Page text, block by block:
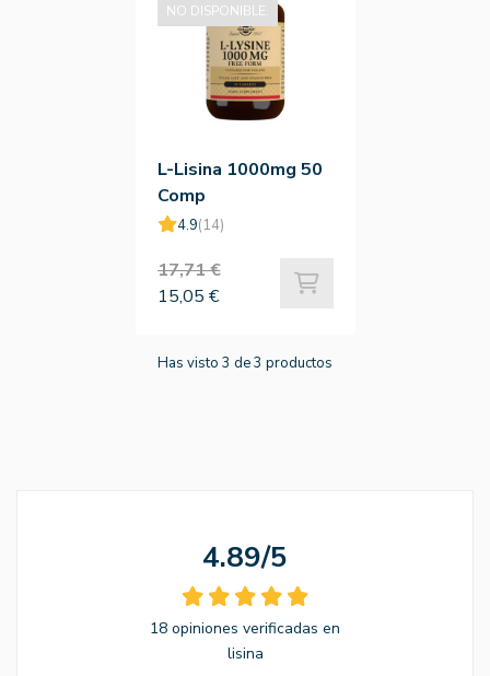
L-Lisina 1000mg 50
Comp
4.9(14)
17,71 €
15,05 €
NO DISPONIBLE.
Has visto 3 de 3 productos
4.89/5
18 opiniones verificadas en
lisina